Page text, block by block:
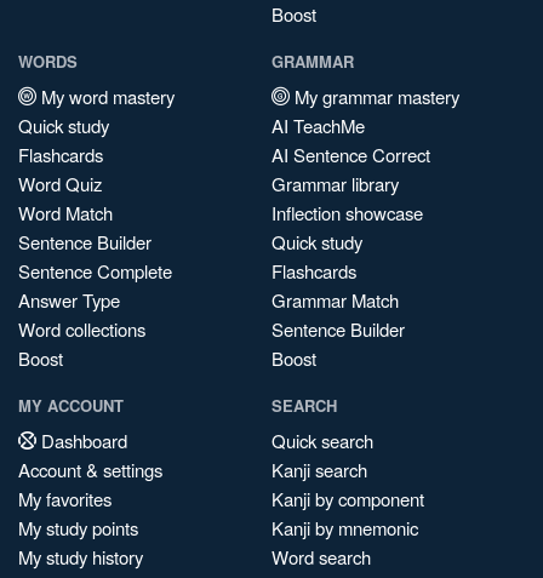
Boost
WORDS
My word mastery
Quick study
Flashcards
Word Quiz
Word Match
Sentence Builder
Sentence Complete
Answer Type
Word collections
Boost
GRAMMAR
My grammar mastery
AI TeachMe
AI Sentence Correct
Grammar library
Inflection showcase
Quick study
Flashcards
Grammar Match
Sentence Builder
Boost
MY ACCOUNT
Dashboard
Account & settings
My favorites
My study points
My study history
SEARCH
Quick search
Kanji search
Kanji by component
Kanji by mnemonic
Word search